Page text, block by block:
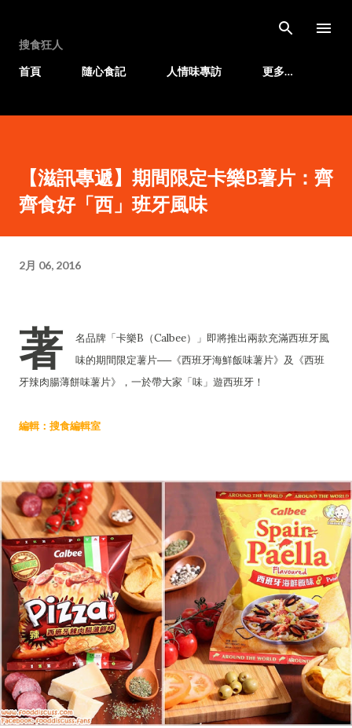
搜食狂人
首頁
隨心食記 人情味專訪 更多…
【滋訊專遞】期間限定卡樂B薯片：齊
齊食好「西」班牙風味
2月 06, 2016
著
名品牌「卡樂B（Calbee）」即將推出兩款充滿西班牙風
味的期間限定薯片──《西班牙海鮮飯味薯片》及《西班
牙辣肉腸薄餅味薯片》，一於帶大家「味」遊西班牙！
編輯：搜食編輯室